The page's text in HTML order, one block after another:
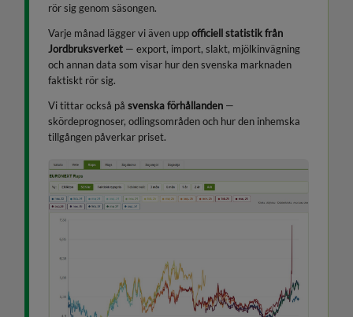
rör sig genom säsongen.
Varje månad lägger vi även uppofficiell statistik från
Jordbruksverket — export, import, slakt, mjölkinvägning
och annan data som visar hur den svenska marknaden
faktiskt rör sig.
Vi tittar också på svenska förhållanden —
skördeprognoser, odlingsområden och hur den inhemska
tillgången påverkar priset.